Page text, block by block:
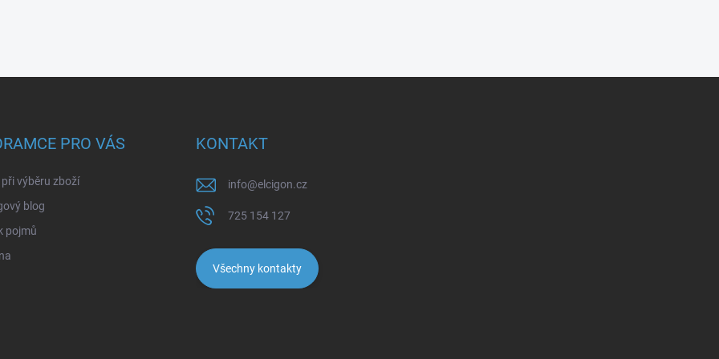
PRO VÁS
při výběru zboží
blog
pojmů
KONTAKT
info@elcigon.cz
725 154 127
Všechny kontakty